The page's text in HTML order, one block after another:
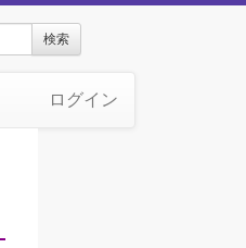
検索
ログイン